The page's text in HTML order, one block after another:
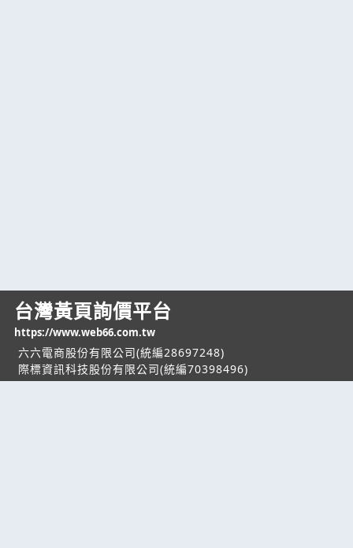
台灣黃頁詢價平台
https://www.web66.com.tw
六六電商股份有限公司(統編28697248)
際標資訊科技股份有限公司(統編70398496)